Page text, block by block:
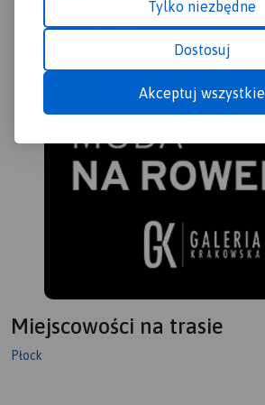
Tylko niezbędne
Dostosuj
Akceptuj wszystkie
Miejscowości na trasie
Płock